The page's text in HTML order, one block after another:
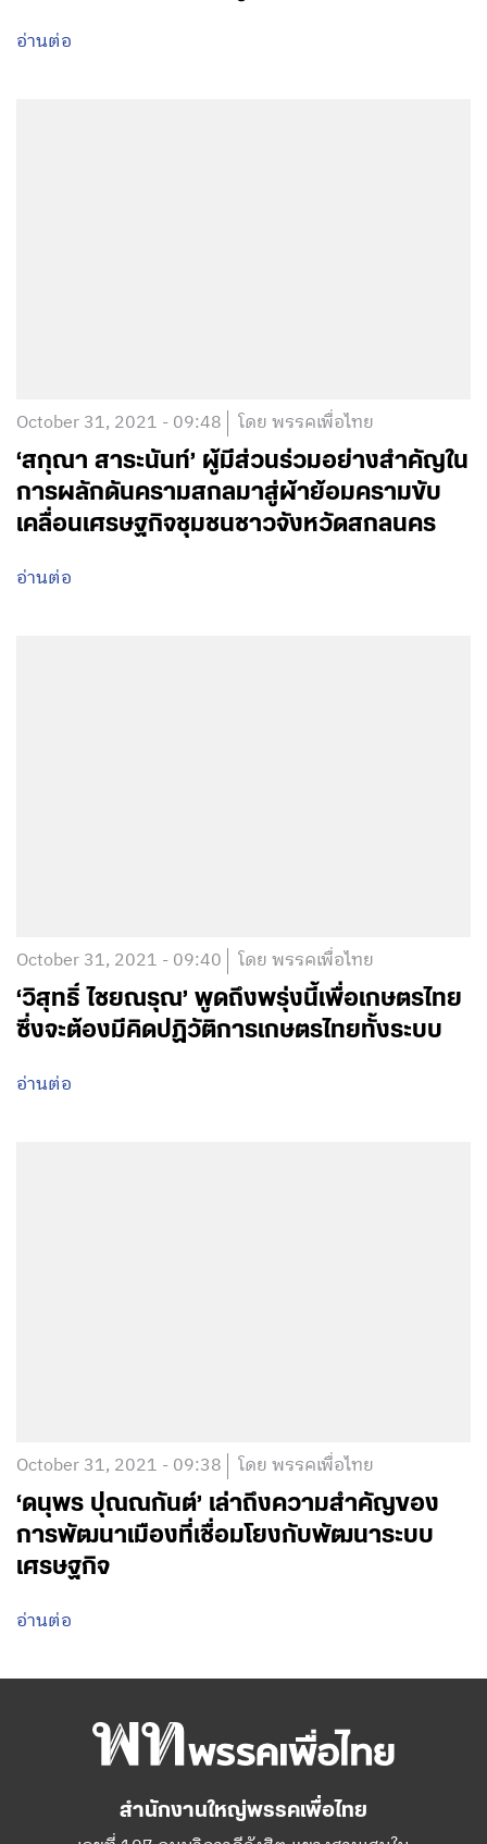
อ่านต่อ
October 31, 2021 - 09:48 โดย พรรคเพื่อไทย
‘สกุณา สาระนันท์’ ผู้มีส่วนร่วมอย่างสำคัญใน
การผลักดันครามสกลมาสู่ผ้าย้อมครามขับ
เคลื่อนเศรษฐกิจชุมชนชาวจังหวัดสกลนคร
อ่านต่อ
October 31, 2021 - 09:40 โดย พรรคเพื่อไทย
‘วิสุทธิ์ ไชยณรุณ’ พูดถึงพรุ่งนี้เพื่อเกษตรไทย
ซึ่งจะต้องมีคิดปฏิวัติการเกษตรไทยทั้งระบบ
อ่านต่อ
October 31, 2021 - 09:38 โดย พรรคเพื่อไทย
‘ดนุพร ปุณณกันต์’ เล่าถึงความสำคัญของ
การพัฒนาเมืองที่เชื่อมโยงกับพัฒนาระบบ
เศรษฐกิจ
อ่านต่อ
สำนักงานใหญ่พรรคเพื่อไทย